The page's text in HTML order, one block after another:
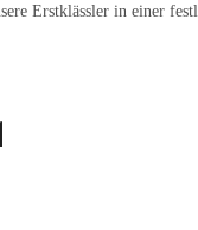
Erstklässler in einer